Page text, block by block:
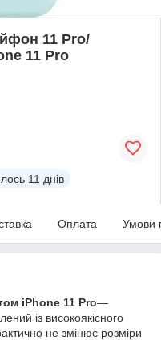
11 Pro/
11 Pro
11 днів
Оплата Умови
iPhone 11 Pro—
із високоякісного
не змінює розміри